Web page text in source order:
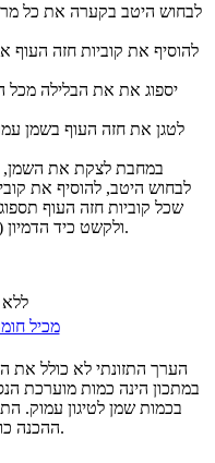
יספוג את את הבלילה מכל
לבחוש היטב, להוסיף את
שכל קוביות חזה העוף
ולקשט כיד הדמיון (שומשום, עשבי תיבול יבשים ועוד).
מכיל
הערך התזונתי לא כולל את
במתכון הינה כמות מוערכת
בכמות שמן לטיגון עמוק.
ההכנה כולל את זמן השהיית חזה העוף במקרר.